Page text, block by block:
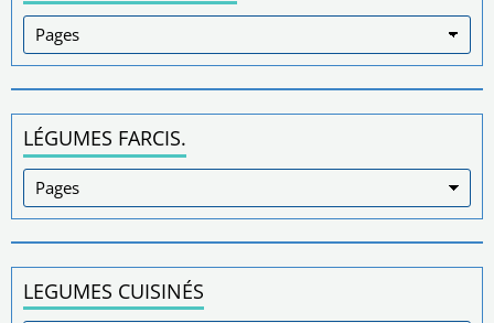
LÉGUMES FARCIS.
LEGUMES CUISINÉS